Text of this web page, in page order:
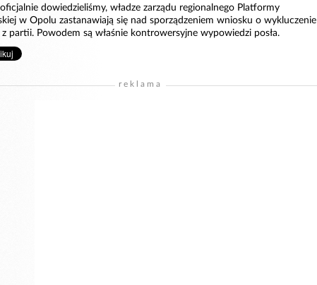
dowiedzieliśmy, władze zarządu regionalnego Platformy
w Opolu zastanawiają się nad sporządzeniem wniosku o wykluczenie
partii. Powodem są właśnie kontrowersyjne wypowiedzi posła.
reklama